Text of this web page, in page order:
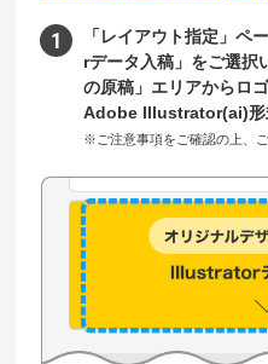
「レイアウト指定」
rデータ入稿」をご選
の原稿」エリアからロ
Adobe Illustrator(ai)形
※ご注意事項をご確認の上、ご